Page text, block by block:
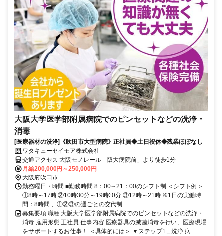
大阪大学医学部附属病院でのピンセットなどの洗浄・
消毒
[医療器材の洗浄]《吹田市大型病院》正社員◆土日祝休◆残業ほぼなし
ワタキューセイモア株式会社
交通アクセス 大阪モノレール「阪大病院前」より徒歩1分
月給200,000円～250,000円
大阪府吹田市
勤務曜日・時間 ■勤務時間 8：00～21：00のシフト制 ＜シフト例＞
①8時～17時 ②10時30分～19時30分 ③12時～21時 ※1日の実働時
間：8時間 、①②③の週ごとの交代制
募集要項 職種 大阪大学医学部附属病院でのピンセットなどの洗浄・
消毒 雇用形態 正社員 仕事内容 医療器具の滅菌消毒を行い、医療現場
をサポートするお仕事！ ＜具体的には＞ ▼ステップ1＿洗浄 病...